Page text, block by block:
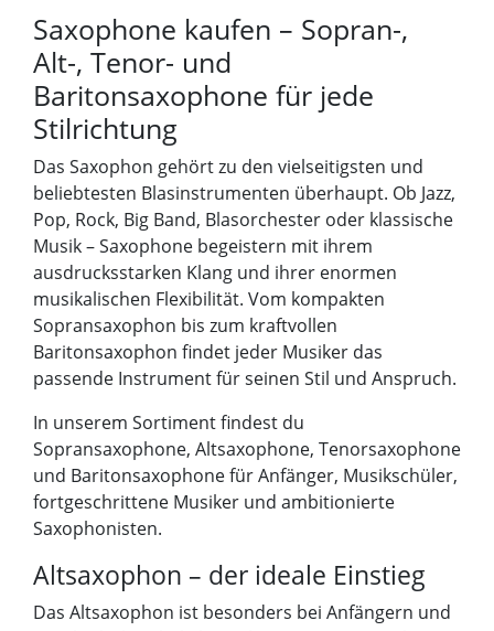
Saxophone kaufen – Sopran-,
Alt-, Tenor- und
Baritonsaxophone für jede
Stilrichtung
Das Saxophon gehört zu den vielseitigsten und
beliebtesten Blasinstrumenten überhaupt. Ob Jazz,
Pop, Rock, Big Band, Blasorchester oder klassische
Musik – Saxophone begeistern mit ihrem
ausdrucksstarken Klang und ihrer enormen
musikalischen Flexibilität. Vom kompakten
Sopransaxophon bis zum kraftvollen
Baritonsaxophon findet jeder Musiker das
passende Instrument für seinen Stil und Anspruch.
In unserem Sortiment findest du
Sopransaxophone, Altsaxophone, Tenorsaxophone
und Baritonsaxophone für Anfänger, Musikschüler,
fortgeschrittene Musiker und ambitionierte
Saxophonisten.
Altsaxophon – der ideale Einstieg
Das Altsaxophon ist besonders bei Anfängern und